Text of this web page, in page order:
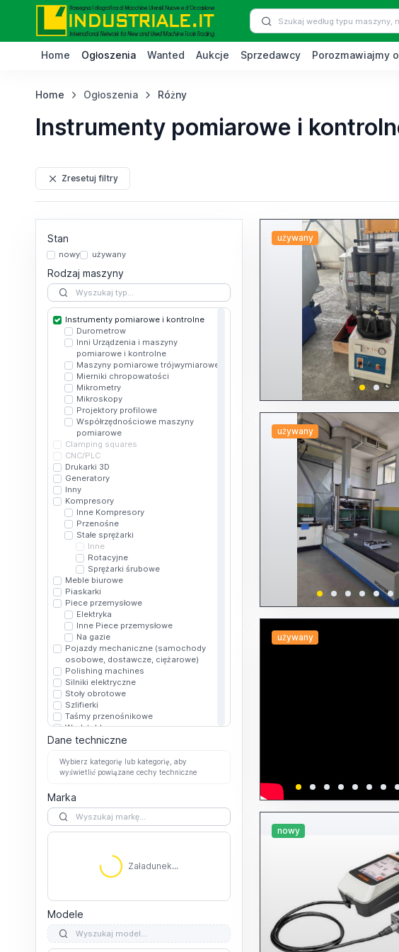
Home Ogłoszenia Wanted Aukcje Sprzedawcy Porozmawiajmy
Home Ogłoszenia Różny
Instrumenty pomiarowe i
Zresetuj filtry
Stan
nowy używany
Rodzaj maszyny
Instrumenty pomiarowe i kontrolne
Durometrow
Inni Urządzenia i maszyny
pomiarowe i kontrolne
Maszyny pomiarowe trójwymiarowe
Mierniki chropowatości
Mikrometry
Mikroskopy
Projektory profilowe
Współrzędnościowe maszyny
pomiarowe
Clamping squares
CNC/PLC
Drukarki 3D
Generatory
Inny
Kompresory
Inne Kompresory
Przenośne
Stałe sprężarki
Inne
Rotacyjne
Sprężarki śrubowe
Meble biurowe
Piaskarki
Piece przemysłowe
Elektryka
Inne Piece przemysłowe
Na gazie
Pojazdy mechaniczne (samochody
osobowe, dostawcze, ciężarowe)
Polishing machines
Silniki elektryczne
Stoły obrotowe
Szlifierki
Taśmy przenośnikowe
Work tables
Inne work tables
T-slots
Wrzeciona elektrowrzecionowe
Dane techniczne
Wybierz kategorię lub kategorię, aby
wyświetlić powiązane cechy techniczne
Marka
Załadunek...Załadunek...
Modele
używany
używany
używany
nowy